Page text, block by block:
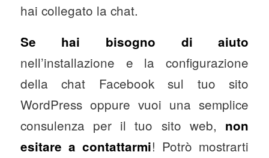
hai collegato la chat.
Se hai bisogno di aiuto
nell’installazione e la configurazione
della chat Facebook sul tuo sito
WordPress oppure vuoi una semplice
consulenza per il tuo sito web, non
esitare a contattarmi! Potrò mostrarti